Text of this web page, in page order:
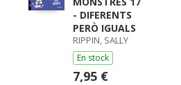
- DIFERENTS
PERÒ IGUALS
RIPPIN, SALLY
En stock
7,95 €